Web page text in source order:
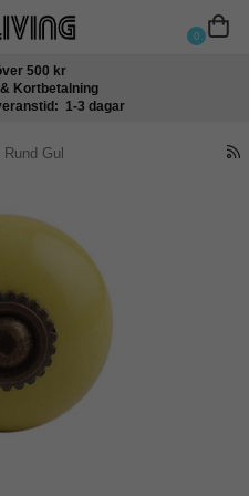
0
500 kr
Kortbetalning
1-3 dagar
Gul